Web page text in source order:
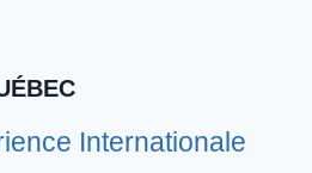
Internationale